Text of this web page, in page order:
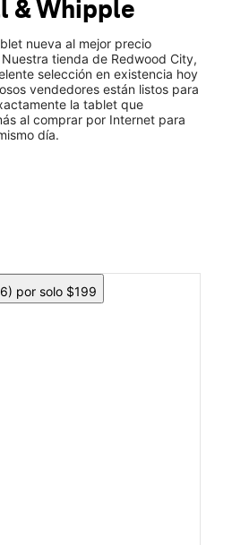
p.m.
City, CA 94062
& Whipple
nueva al mejor precio
tienda de Redwood City,
selección en existencia hoy
vendedores están listos para
la tablet que
al comprar por Internet para
día.
por solo $199